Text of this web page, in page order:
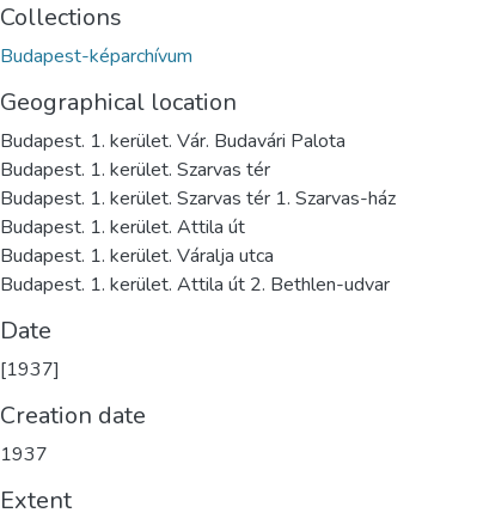
Collections
Budapest-képarchívum
Geographical location
Budapest. 1. kerület. Vár. Budavári Palota
Budapest. 1. kerület. Szarvas tér
Budapest. 1. kerület. Szarvas tér 1. Szarvas-ház
Budapest. 1. kerület. Attila út
Budapest. 1. kerület. Váralja utca
Budapest. 1. kerület. Attila út 2. Bethlen-udvar
Date
[1937]
Creation date
1937
Extent